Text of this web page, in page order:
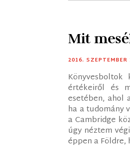
Mit
2016. SZEPTEMBER
értékeiről és
esetében, ahol
ha a tudomány
a Cambridge
úgy néztem
éppen a Földre,